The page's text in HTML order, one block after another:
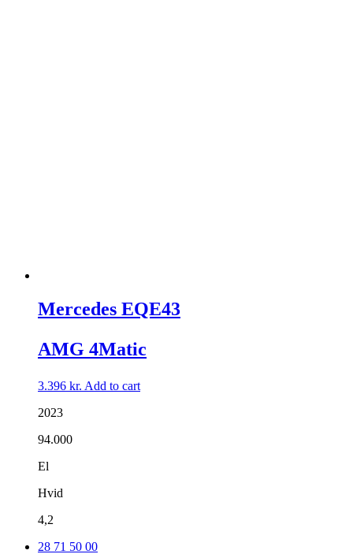
Mercedes EQE43
AMG 4Matic
3.396 kr. Add to cart
2023
94.000
El
Hvid
4,2
28 71 50 00